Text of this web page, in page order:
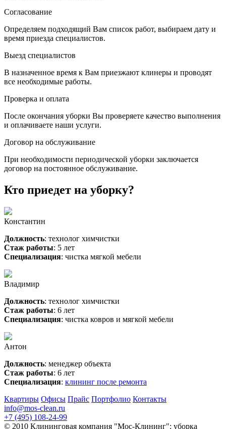
Согласование
Определяем подходящий Вам список работ, выбираем дату и
время приезда специалистов.
Выезд специалистов
В назначенное время к Вам приезжают клинеры и проводят
все необходимые работы.
Проверка и оплата
После окончания уборки Вы проверяете качество выполнения
и оплачиваете наши услуги.
Договор на обслуживание
При необходимости периодической уборки заключается
договор на постоянное обслуживание.
Кто приедет на уборку?
Константин
Должность: технолог химчистки
Стаж работы: 5 лет
Специализация: чистка мягкой мебели
Владимир
Должность: технолог химчистки
Стаж работы: 6 лет
Специализация: чистка ковров и мягкой мебели
Антон
Должность: менеджер объекта
Стаж работы: 6 лет
Специализация: клининг после ремонта
Квартиры Офисы Прайс Портфолио Контакты
info@mos-clean.ru
+7 (495) 108-24-99
© 2010 Клининговая компания "Мос-Клининг": уборка